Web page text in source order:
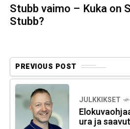
Stubb vaimo – Kuka on
Stubb?
PREVIOUS POST
JULKKIKSET
ura ja